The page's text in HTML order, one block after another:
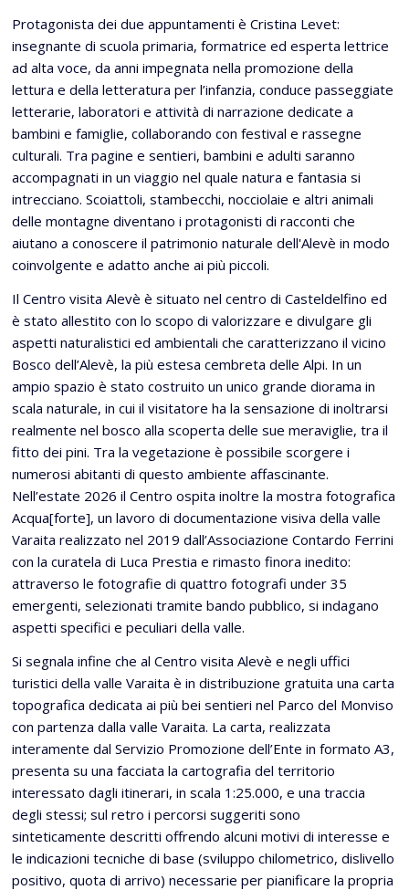
Protagonista dei due appuntamenti è Cristina Levet:
insegnante di scuola primaria, formatrice ed esperta lettrice
ad alta voce, da anni impegnata nella promozione della
lettura e della letteratura per l’infanzia, conduce passeggiate
letterarie, laboratori e attività di narrazione dedicate a
bambini e famiglie, collaborando con festival e rassegne
culturali. Tra pagine e sentieri, bambini e adulti saranno
accompagnati in un viaggio nel quale natura e fantasia si
intrecciano. Scoiattoli, stambecchi, nocciolaie e altri animali
delle montagne diventano i protagonisti di racconti che
aiutano a conoscere il patrimonio naturale dell'Alevè in modo
coinvolgente e adatto anche ai più piccoli.
Il Centro visita Alevè è situato nel centro di Casteldelfino ed
è stato allestito con lo scopo di valorizzare e divulgare gli
aspetti naturalistici ed ambientali che caratterizzano il vicino
Bosco dell’Alevè, la più estesa cembreta delle Alpi. In un
ampio spazio è stato costruito un unico grande diorama in
scala naturale, in cui il visitatore ha la sensazione di inoltrarsi
realmente nel bosco alla scoperta delle sue meraviglie, tra il
fitto dei pini. Tra la vegetazione è possibile scorgere i
numerosi abitanti di questo ambiente affascinante.
Nell’estate 2026 il Centro ospita inoltre la mostra fotografica
Acqua[forte], un lavoro di documentazione visiva della valle
Varaita realizzato nel 2019 dall’Associazione Contardo Ferrini
con la curatela di Luca Prestia e rimasto finora inedito:
attraverso le fotografie di quattro fotografi under 35
emergenti, selezionati tramite bando pubblico, si indagano
aspetti specifici e peculiari della valle.
Si segnala infine che al Centro visita Alevè e negli uffici
turistici della valle Varaita è in distribuzione gratuita una carta
topografica dedicata ai più bei sentieri nel Parco del Monviso
con partenza dalla valle Varaita. La carta, realizzata
interamente dal Servizio Promozione dell’Ente in formato A3,
presenta su una facciata la cartografia del territorio
interessato dagli itinerari, in scala 1:25.000, e una traccia
degli stessi; sul retro i percorsi suggeriti sono
sinteticamente descritti offrendo alcuni motivi di interesse e
le indicazioni tecniche di base (sviluppo chilometrico, dislivello
positivo, quota di arrivo) necessarie per pianificare la propria